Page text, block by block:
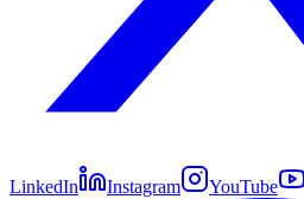
LinkedIn Instagram YouTube